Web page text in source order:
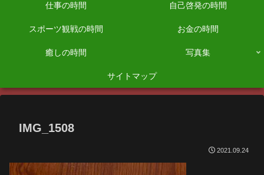
仕事の時間 自己啓発の時間
スポーツ観戦の時間 お金の時間
癒しの時間 写真集
サイトマップ
IMG_1508
2021.09.24